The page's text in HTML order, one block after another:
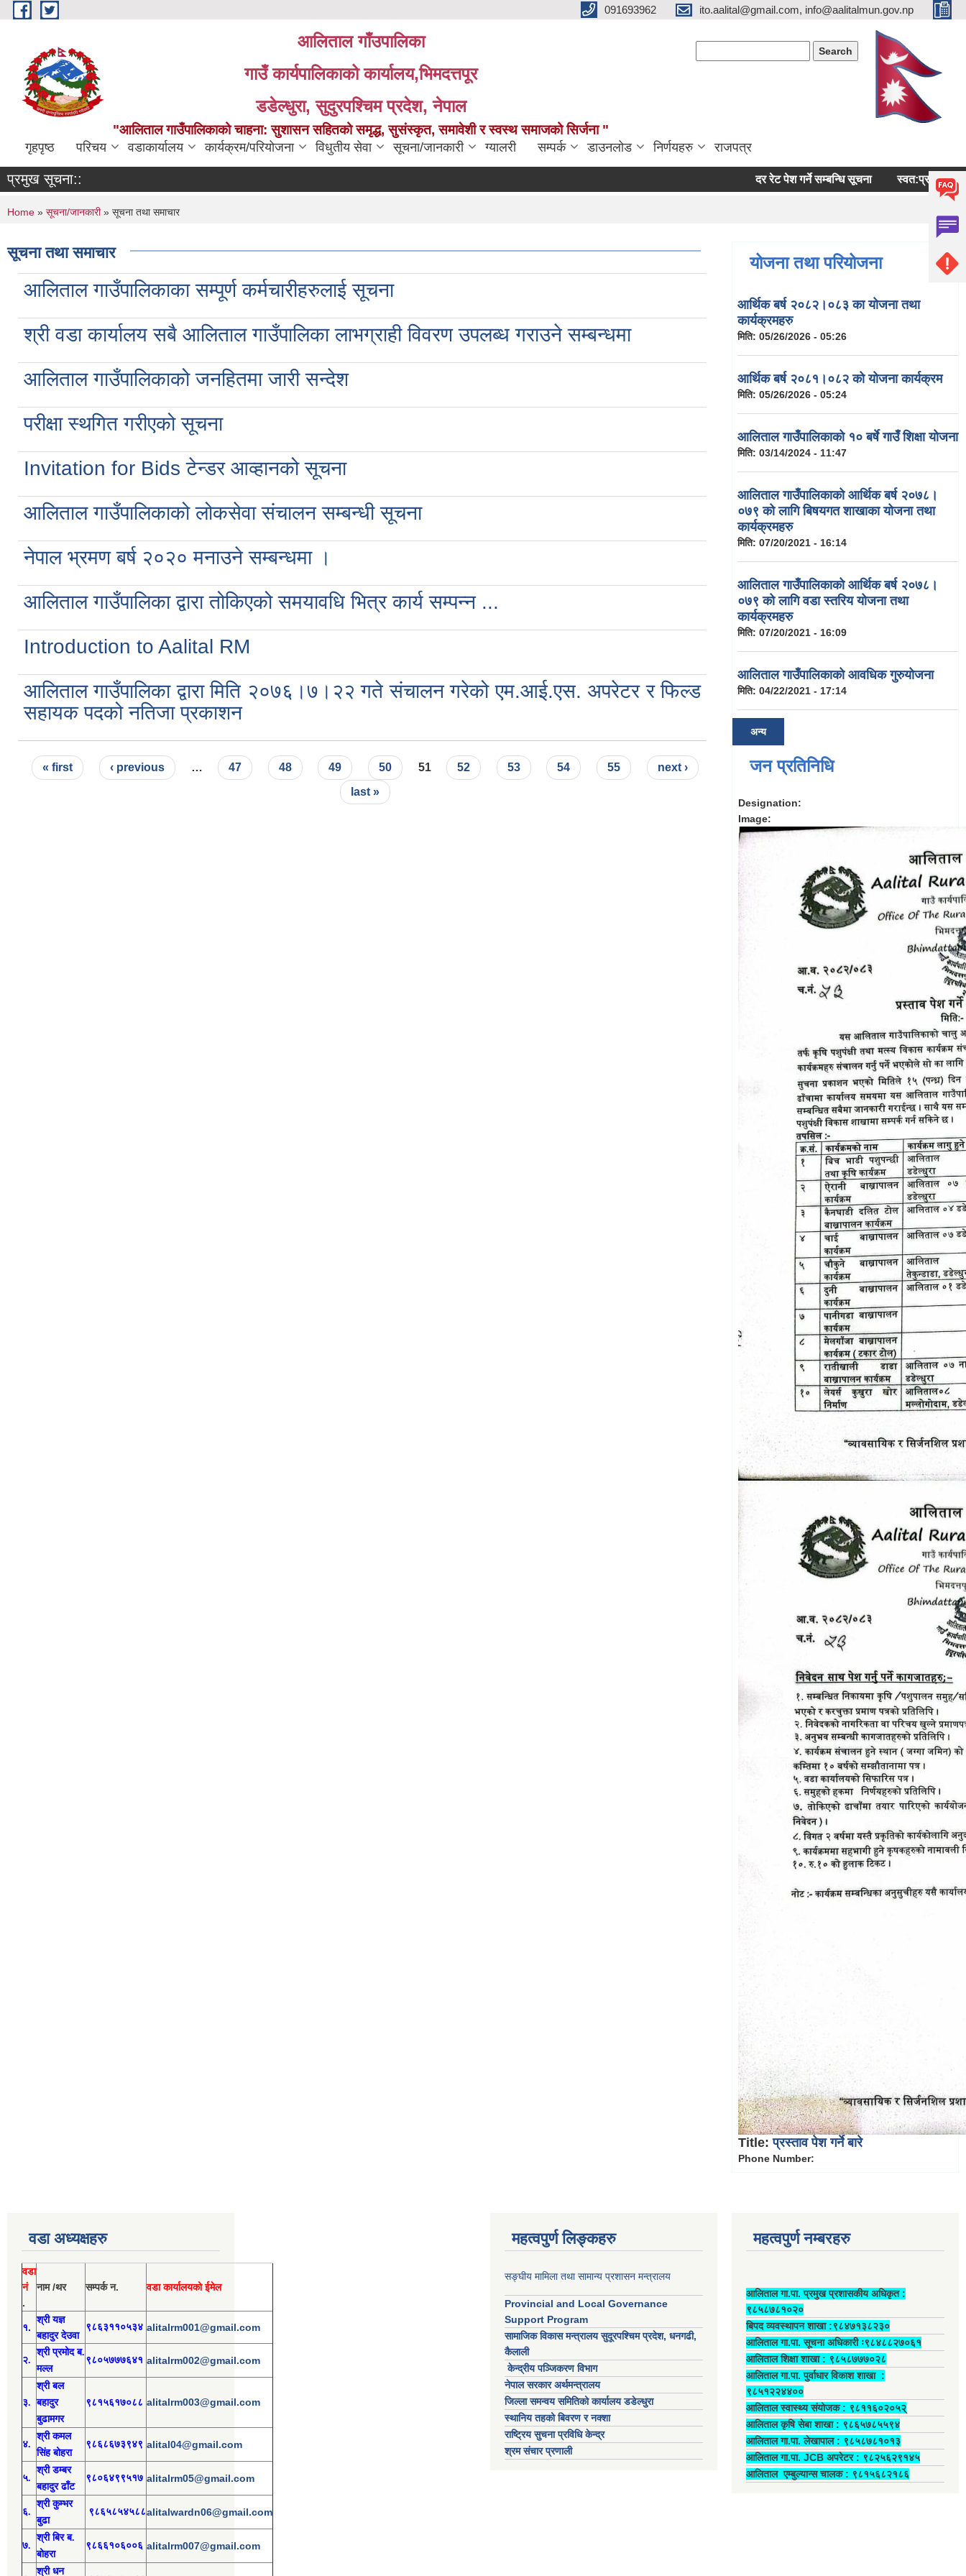
Skip to main content 091693962 ito.aalital@gmail.com, info@aalitalmun.gov.np
आलिताल गाँउपालिका
गाउँ कार्यपालिकाको कार्यालय,भिमदत्तपूर
डडेल्धुरा, सुदुरपश्चिम प्रदेश, नेपाल
"आलिताल गाउँपालिकाको चाहना: सुशासन सहितको समृद्ध, सुसंस्कृत, समावेशी र स्वस्थ समाजको सिर्जना "
गृहपृष्ठ परिचय वडाकार्यालय कार्यक्रम/परियोजना विधुतीय सेवा सूचना/जानकारी ग्यालरी सम्पर्क डाउनलोड निर्णयहरु राजपत्र
प्रमुख सूचना:: दर रेट पेश गर्ने सम्बन्धि सूचना स्वत:प्रकासन (बैशाख-
You are here
Home » सूचना/जानकारी» सूचना तथा समाचार
सूचना तथा समाचार
आलिताल गाउँपालिकाका सम्पूर्ण कर्मचारीहरुलाई सूचना
श्री वडा कार्यालय सबै आलिताल गाउँपालिका लाभग्राही विवरण उपलब्ध गराउने सम्बन्धमा
आलिताल गाउँपालिकाको जनहितमा जारी सन्देश
परीक्षा स्थगित गरीएको सूचना
Invitation for Bids टेन्डर आव्हानको सूचना
आलिताल गाउँपालिकाको लोकसेवा संचालन सम्बन्धी सूचना
नेपाल भ्रमण बर्ष २०२० मनाउने सम्बन्धमा ।
आलिताल गाउँपालिका द्वारा तोकिएको समयावधि भित्र कार्य सम्पन्न ...
Introduction to Aalital RM
आलिताल गाउँपालिका द्वारा मिति २०७६।७।२२ गते संचालन गरेको एम.आई.एस. अपरेटर र फिल्ड
सहायक पदको नतिजा प्रकाशन
Pages
« first ‹ previous … 47 48 49 50 51 52 53 54 55
next ›
last »
योजना तथा परियोजना
आर्थिक बर्ष २०८२।०८३ का योजना तथा
कार्यक्रमहरु
मिति: 05/26/2026 - 05:26
आर्थिक बर्ष २०८१।०८२ को योजना कार्यक्रम
मिति: 05/26/2026 - 05:24
आलिताल गाउँपालिकाको १० बर्षे गाउँ शिक्षा योजना
मिति: 03/14/2024 - 11:47
आलिताल गाउँपालिकाको आर्थिक बर्ष २०७८।
०७९ को लागि बिषयगत शाखाका योजना तथा
कार्यक्रमहरु
मिति: 07/20/2021 - 16:14
आलिताल गाउँपालिकाको आर्थिक बर्ष २०७८।
०७९ को लागि वडा स्तरिय योजना तथा
कार्यक्रमहरु
मिति: 07/20/2021 - 16:09
आलिताल गाउँपालिकाको आवधिक गुरुयोजना
मिति: 04/22/2021 - 17:14
अन्य
जन प्रतिनिधि
Designation:
Image:
Title:प्रस्ताव पेश गर्ने बारे
Phone Number:
वडा अध्यक्षहरु
वडा
नं
.
नाम /थर सम्पर्क न. वडा कार्यालयको ईमेल
१.
श्री यज्ञ
बहादुर देउवा
९८६३११०५३४ alitalrm001@gmail.com
२.
श्रीप्रमोदब.
मल्ल
९८०५७७७६४१ alitalrm002@gmail.com
३.
श्रीबल
बहादुर
बुढामगर
९८१५६१७०८८ alitalrm003@gmail.com
४.
श्री कमल
सिंह बोहरा
९८६८६७३९४९ alital04@gmail.com
५.
श्री डम्बर
बहादुर ढाँट
९८०६४९९५१७ alitalrm05@gmail.com
६.
श्री कुम्भर
बुढा
९८६५८५४५८८alitalwardn06@gmail.com
७.
श्री बिर ब.
बोहरा
९८६६१०६००६ alitalrm007@gmail.com
श्री धन
महत्वपुर्ण लिङ्कहरु
सङ्घीय मामिला तथा सामान्य प्रशासन मन्त्रालय
Provincial and Local Governance
Support Program
सामाजिक विकास मन्त्रालय सुदूरपश्चिम प्रदेश, धनगढी,
कैलाली
केन्द्रीय पञ्जिकरण विभाग
नेपाल सरकार अर्थमन्त्रालय
जिल्ला समन्वय समितिको कार्यालय डडेल्धुरा
स्थानिय तहको बिवरण र नक्शा
राष्ट्रिय सुचना प्रविधि केन्द्र
श्रम संचार प्रणाली
महत्वपुर्ण नम्बरहरु
आलिताल गा.पा. प्रमुख प्रशासकीय अधिकृत ‍:
९८५८७८१०२०
बिपद व्यवस्थापन शाखा :९८४७१३८२३०
आलिताल गा.पा. सूचना अधिकारी ः९८४८८२७०६१
आलिताल शिक्षा शाखा : ९८५८७७७०२८
आलिताल गा.पा. पुर्वाधार विकाश शाखा ‍:
९८५१२२४४००
आलिताल स्वास्थ्य संयोजक ‍: ९८११६०२०५२्
आलिताल कृषि सेबा शाखा : ९८६५७८५५९४
आलिताल गा.पा. लेखापाल ‍: ९८५८७८१०१३
आलिताल गा.पा. JCB अपरेटर ‍: ९८२५६२९१४५
आलिताल एम्बुल्यान्स चालक ‍: ९८१५६८२१८६